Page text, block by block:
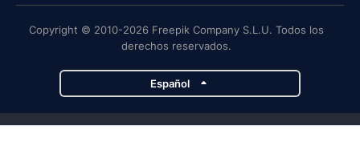
Copyright © 2010-2026 Freepik Company S.L.U. Todos los
derechos reservados.
Español